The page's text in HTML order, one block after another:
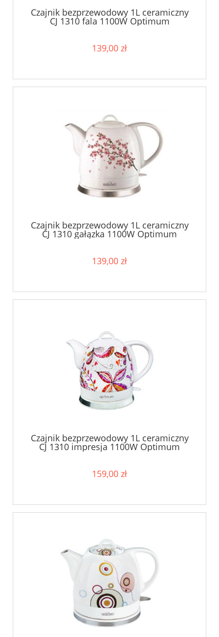
Czajnik bezprzewodowy 1L ceramiczny
CJ 1310 fala 1100W Optimum
139,00 zł
Czajnik bezprzewodowy 1L ceramiczny
CJ 1310 gałązka 1100W Optimum
139,00 zł
Czajnik bezprzewodowy 1L ceramiczny
CJ 1310 impresja 1100W Optimum
159,00 zł